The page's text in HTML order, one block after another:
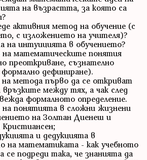
на възрастта, за която са
активния метод на обучение (с
с изложението на учителя)?
на интуицията в обучението?
математическите понятия
преоткриване, съзнателно
дефиниране).
метода първо да се откриват
между тях, а чак след
формалното определение.
понятията в сложни жизнени
на Золтан Диенеш и
и дедукцията в
на математиката - как учебното
се подреди така, че знанията да